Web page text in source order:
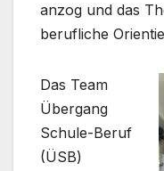
anzog und das
berufliche
Das Team
Übergang
Schule-Beruf
(ÜSB)